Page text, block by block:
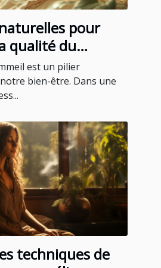
pour
qualité du
à la
est un pilier
bien-être. Dans une
techniques de